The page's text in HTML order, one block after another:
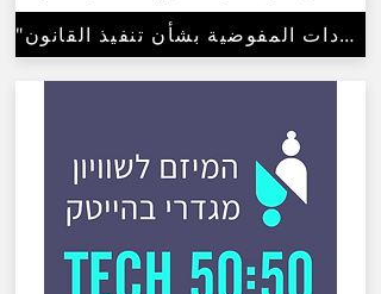
"إرشادات المفوضية بشأن تنفيذ القانون"